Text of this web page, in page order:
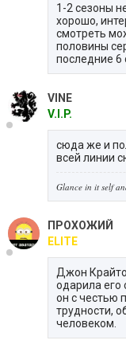
1-2 сезоны
хорошо,
смотреть
половины
последние 6
VINE
V.I.P.
сюда же и
всей линии
Glance in it self
ПРОХОЖИЙ
ELITE
Джон
одарила его
он с честью
трудности,
человеком.